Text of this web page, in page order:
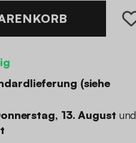
(siehe
13. August und